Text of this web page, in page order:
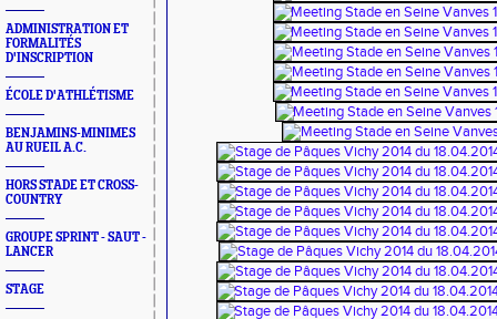
ADMINISTRATION ET
FORMALITÉS
D'INSCRIPTION
ÉCOLE D'ATHLÉTISME
BENJAMINS-MINIMES
AU RUEIL A.C.
HORS STADE ET CROSS-
COUNTRY
GROUPE SPRINT - SAUT -
LANCER
STAGE